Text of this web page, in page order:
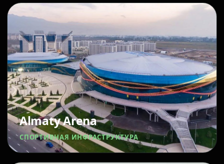
Almaty Arena
СПОРТИВНАЯ ИНФРАСТРУКТУРА